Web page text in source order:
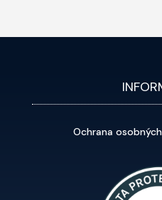
Ochrana